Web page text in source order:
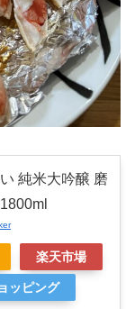
純米大吟醸 磨
楽天市場
ッピング